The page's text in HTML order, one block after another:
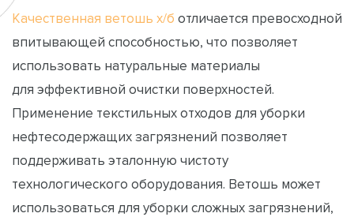
Качественная ветошь х/б отличается превосходной
впитывающей способностью, что позволяет
использовать натуральные материалы
для эффективной очистки поверхностей.
Применение текстильных отходов для уборки
нефтесодержащих загрязнений позволяет
поддерживать эталонную чистоту
технологического оборудования. Ветошь может
использоваться для уборки сложных загрязнений,